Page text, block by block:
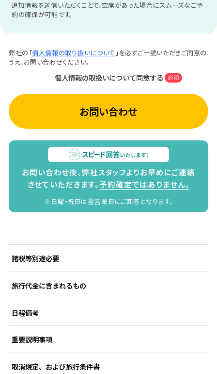
追加情報を送信いただくことで、空席があった場合にスムーズなご予
約の確保が可能です。
弊社の「個人情報の取り扱いについて 」を必ずご一読いただきご同意の
うえ、お問い合わせください。
個人情報の取扱いについて同意する 必須
お問い合わせ
お問い合わせ後、弊社スタッフよりお早めにご連絡
させていただきます。予約確定ではありません。
※日曜・祝日は翌営業日にご回答となります。
諸税等別途必要
旅行代金に含まれるもの
日程備考
重要説明事項
取消規定、および旅行条件書